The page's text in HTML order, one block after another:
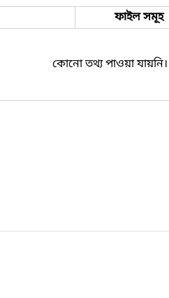
ফাইল সমূহ
কোনো তথ্য পাওয়া যায়নি।